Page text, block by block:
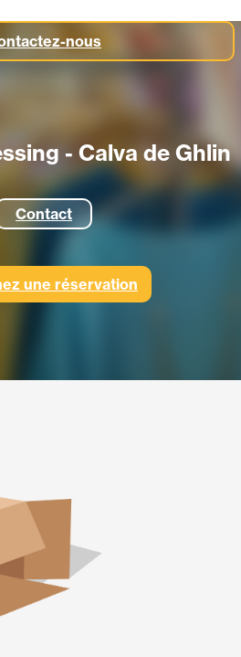
nous
- Calva de Ghlin
Contact
une réservation